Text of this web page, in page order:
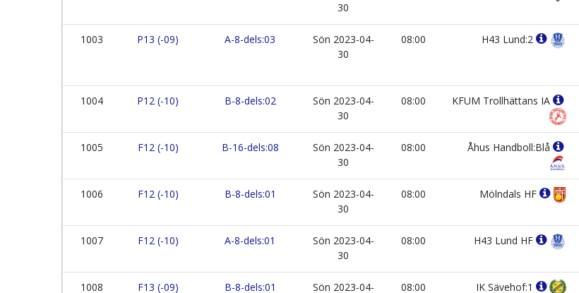
30
1003 P13 (-09) A-8-dels:03
Sön 2023-04-
30
08:00 H43 Lund:2
1004 P12 (-10) B-8-dels:02
Sön 2023-04-
30
08:00 KFUM Trollhättans IA
1005 F12 (-10) B-16-dels:08
Sön 2023-04-
30
08:00 Åhus Handboll:Blå
1006 F12 (-10) B-8-dels:01
Sön 2023-04-
30
08:00 Mölndals HF
1007 F12 (-10) A-8-dels:01
Sön 2023-04-
30
08:00 H43 Lund HF
1008 F13 (-09) B-8-dels:01
Sön 2023-04-
08:00 IK Sävehof:1